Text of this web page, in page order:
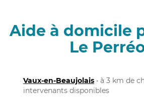
Aide à domicile
Le
Vaux-en-Beaujolais • à 3 km de
intervenants disponibles